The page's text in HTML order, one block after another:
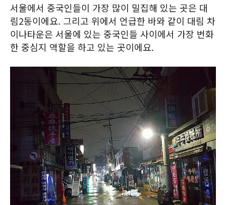
서울에서 중국인들이 가장 많이 밀집해 있는 곳은 대
림2동이에요. 그리고 위에서 언급한 바와 같이 대림 차
이나타운은 서울에 있는 중국인들 사이에서 가장 번화
한 중심지 역할을 하고 있는 곳이에요.